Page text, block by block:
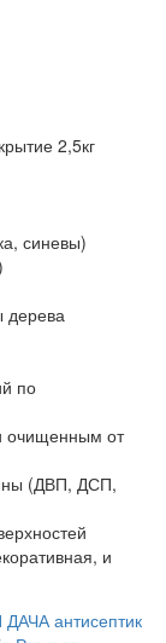
2,5кг
синевы)
дерева
по
очищенным от
(ДВП, ДСП,
и
антисептик